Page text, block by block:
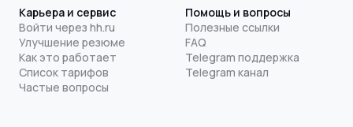
Карьера и сервис
Войти через hh.ru
Улучшение резюме
Как это работает
Список тарифов
Частые вопросы
Помощь и вопросы
Полезные ссылки
FAQ
Telegram поддержка
Telegram канал